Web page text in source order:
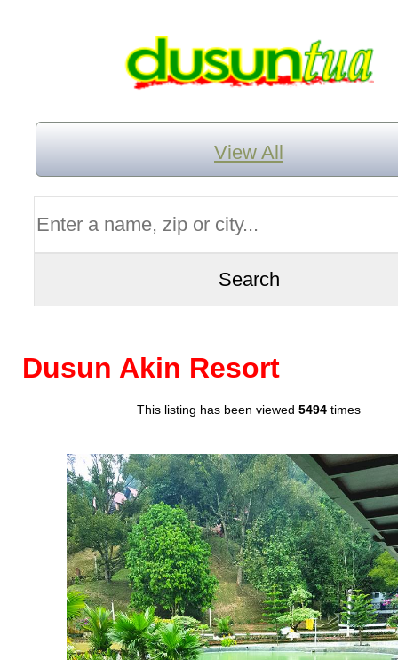
View All
Dusun Akin Resort
This listing has been viewed 5494 times